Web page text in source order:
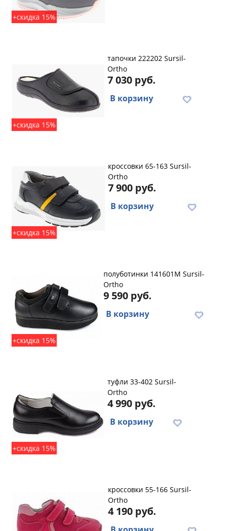
+скидка 15%
+скидка 15%
тапочки 222202 Sursil-
Ortho
7 030 руб.
В корзину
+скидка 15%
кроссовки 65-163 Sursil-
Ortho
7 900 руб.
В корзину
+скидка 15%
полуботинки 141601M Sursil-
Ortho
9 590 руб.
В корзину
+скидка 15%
туфли 33-402 Sursil-
Ortho
4 990 руб.
В корзину
кроссовки 55-166 Sursil-
Ortho
4 190 руб.